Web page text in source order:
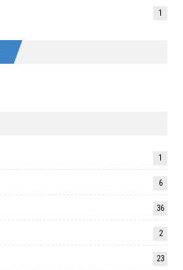
1
1
6
36
2
23